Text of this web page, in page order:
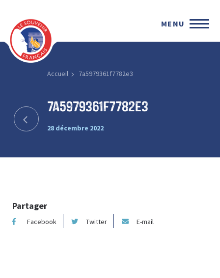
MENU
Accueil 7a5979361f7782e3
7a5979361f7782e3
28 décembre 2022
Partager
Facebook Twitter E-mail